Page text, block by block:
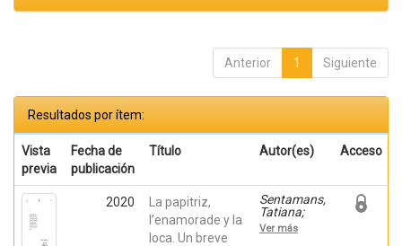
Anterior 1 Siguiente
Resultados por ítem:
Vista
previa
Fecha de
publicación
Título Autor(es) Acceso
2020
La papitriz,
l’enamorade y la
loca. Un breve
Sentamans,
Tatiana;
García
Muriana,
Ver más